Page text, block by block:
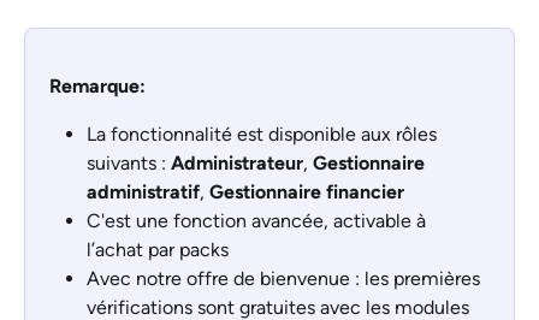
Remarque:
La fonctionnalité est disponible aux rôles
suivants : Administrateur, Gestionnaire
administratif, Gestionnaire financier
C'est une fonction avancée, activable à
l’achat par packs
Avec notre offre de bienvenue : les premières
vérifications sont gratuites avec les modules